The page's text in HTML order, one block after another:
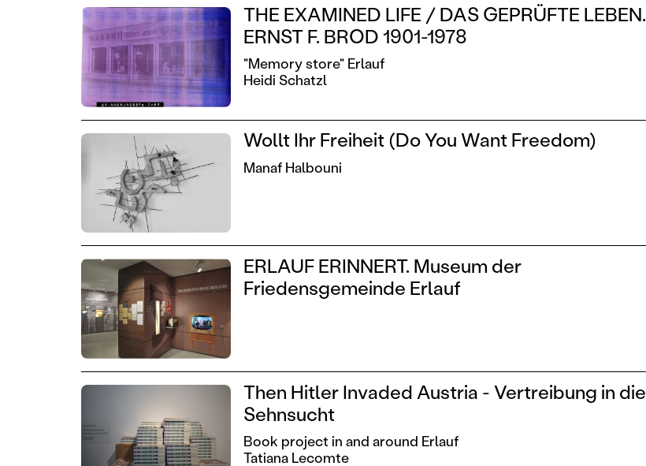
THE EXAMINED LIFE / DAS GEPRÜFTE LEBEN.
ERNST F. BROD 1901-1978
"Memory store" Erlauf
Heidi Schatzl
Wollt Ihr Freiheit (Do You Want Freedom)
Manaf Halbouni
ERLAUF ERINNERT. Museum der
Friedensgemeinde Erlauf
Then Hitler Invaded Austria - Vertreibung in die
Sehnsucht
Book project in and around Erlauf
Tatiana Lecomte